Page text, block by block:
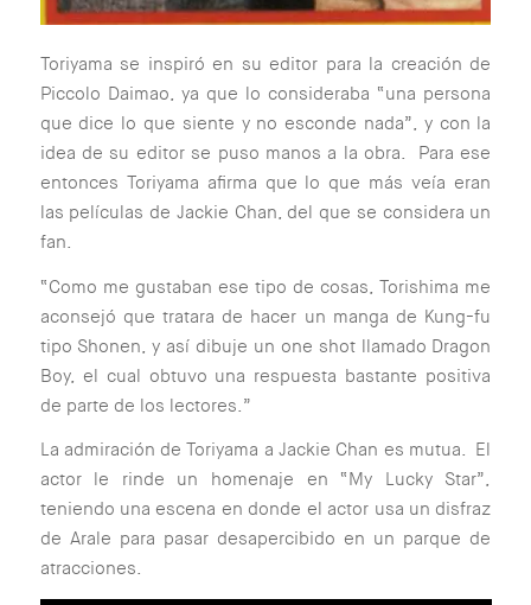
Toriyama se inspiró en su editor para la creación de
Piccolo Daimao, ya que lo consideraba “una persona
que dice lo que siente y no esconde nada”, y con la
idea de su editor se puso manos a la obra. Para ese
entonces Toriyama afirma que lo que más veía eran
las películas de Jackie Chan, del que se considera un
fan.
“Como me gustaban ese tipo de cosas, Torishima me
aconsejó que tratara de hacer un manga de Kung-fu
tipo Shonen, y así dibuje un one shot llamado Dragon
Boy, el cual obtuvo una respuesta bastante positiva
de parte de los lectores.”
La admiración de Toriyama a Jackie Chan es mutua. El
actor le rinde un homenaje en “My Lucky Star”,
teniendo una escena en donde el actor usa un disfraz
de Arale para pasar desapercibido en un parque de
atracciones.